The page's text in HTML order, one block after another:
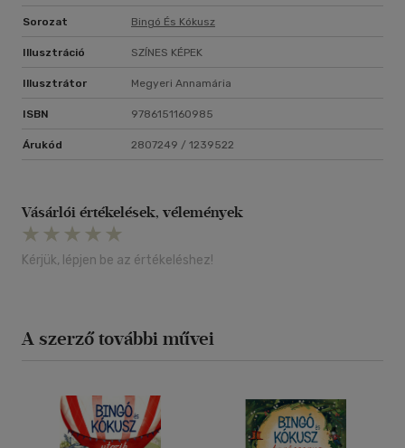
Sorozat Bingó És Kókusz
Illusztráció SZÍNES KÉPEK
Illusztrátor Megyeri Annamária
ISBN 9786151160985
Árukód 2807249 / 1239522
Vásárlói értékelések, vélemények
Kérjük, lépjen be az értékeléshez!
A szerző további művei